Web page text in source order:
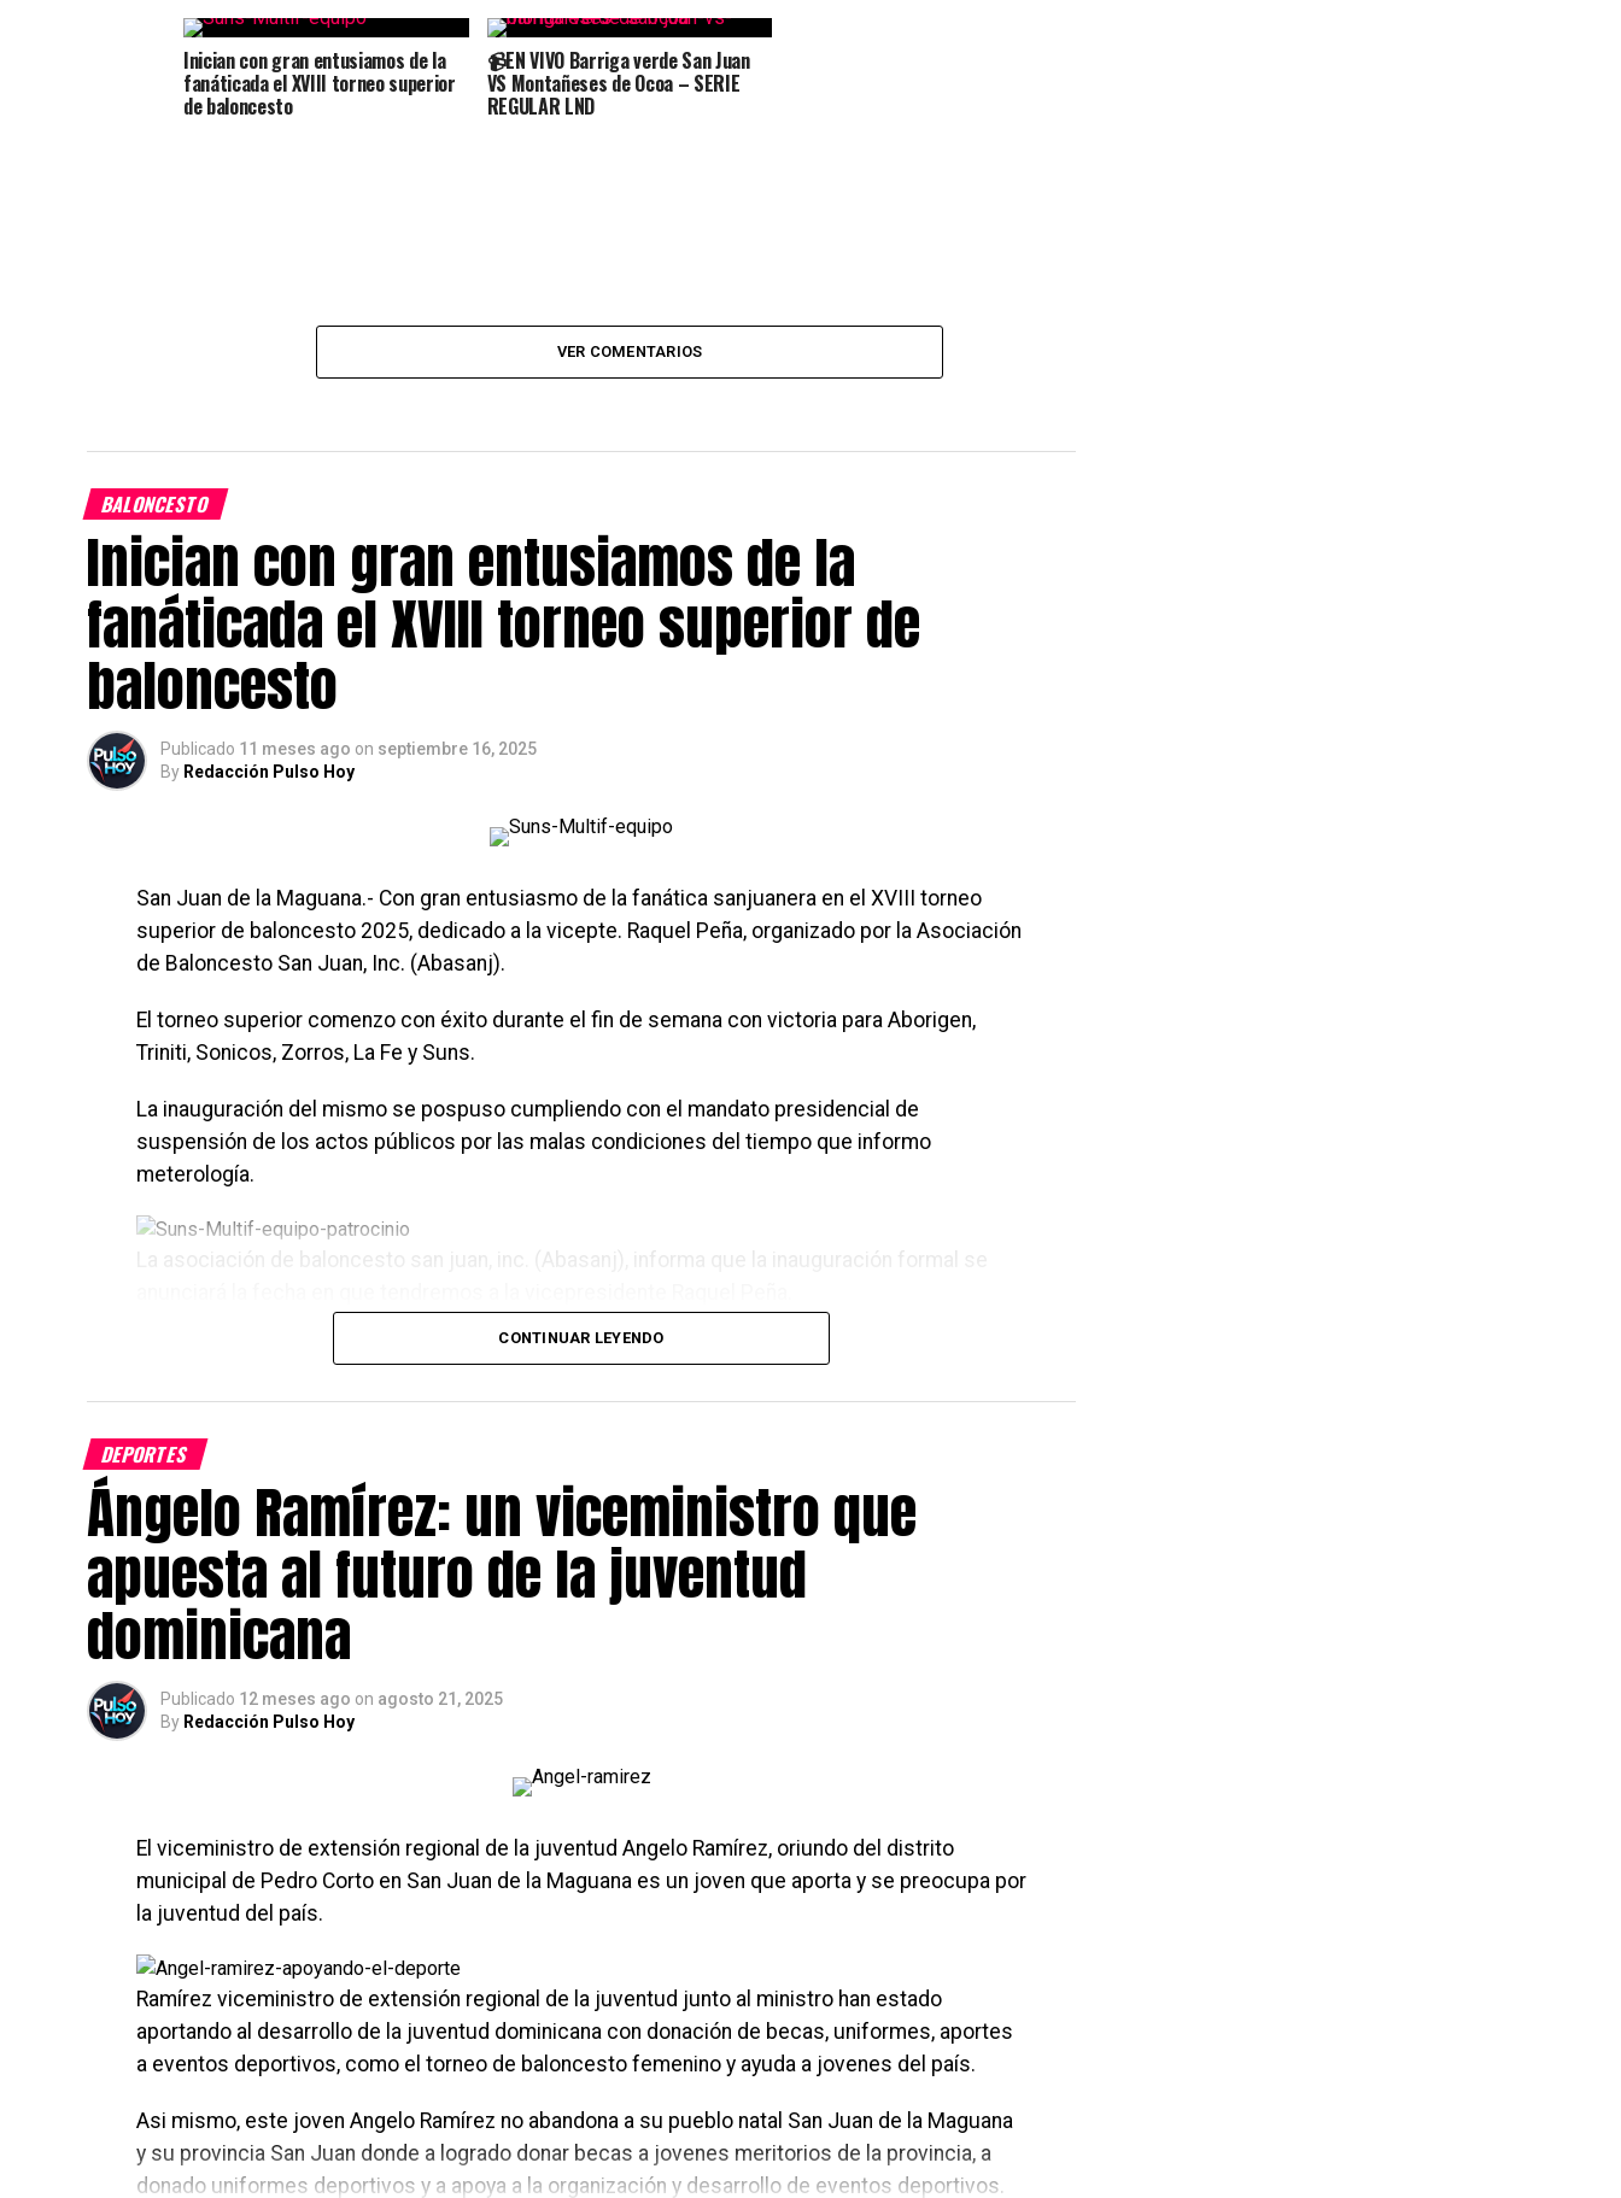
Inician con gran entusiamos de la
fanáticada el XVIII torneo superior
de baloncesto
📹EN VIVO Barriga verde San Juan
VS Montañeses de Ocoa – SERIE
REGULAR LND
VER COMENTARIOS
BALONCESTO
Inician con gran entusiamos de la
fanáticada el XVIII torneo superior de
baloncesto
Publicado 11 meses ago on septiembre 16, 2025
By Redacción Pulso Hoy
San Juan de la Maguana.- Con gran entusiasmo de la fanática sanjuanera en el XVIII torneo
superior de baloncesto 2025, dedicado a la vicepte. Raquel Peña, organizado por la Asociación
de Baloncesto San Juan, Inc. (Abasanj).
El torneo superior comenzo con éxito durante el fin de semana con victoria para Aborigen,
Triniti, Sonicos, Zorros, La Fe y Suns.
La inauguración del mismo se pospuso cumpliendo con el mandato presidencial de
suspensión de los actos públicos por las malas condiciones del tiempo que informo
meterología.
CONTINUAR LEYENDO
DEPORTES
Ángelo Ramírez: un viceministro que
apuesta al futuro de la juventud
dominicana
Publicado 12 meses ago on agosto 21, 2025
By Redacción Pulso Hoy
El viceministro de extensión regional de la juventud Angelo Ramírez, oriundo del distrito
municipal de Pedro Corto en San Juan de la Maguana es un joven que aporta y se preocupa por
la juventud del país.
Ramírez viceministro de extensión regional de la juventud junto al ministro han estado
aportando al desarrollo de la juventud dominicana con donación de becas, uniformes, aportes
a eventos deportivos, como el torneo de baloncesto femenino y ayuda a jovenes del país.
Asi mismo, este joven Angelo Ramírez no abandona a su pueblo natal San Juan de la Maguana
y su provincia San Juan donde a logrado donar becas a jovenes meritorios de la provincia, a
donado uniformes deportivos y a apoya a la organización y desarrollo de eventos deportivos.